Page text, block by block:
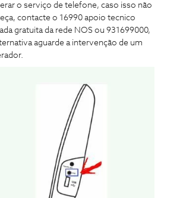
o serviço de telefone, caso isso não
contacte o 16990 apoio tecnico
gratuita da rede NOS ou 931699000,
aguarde a intervenção de um